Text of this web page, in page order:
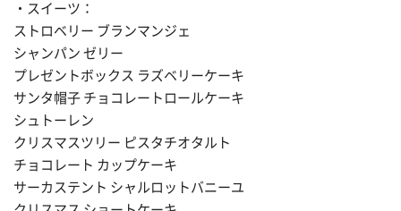
・スイーツ：
ストロベリー ブランマンジェ
シャンパン ゼリー
プレゼントボックス ラズベリーケーキ
サンタ帽子 チョコレートロールケーキ
シュトーレン
クリスマスツリー ピスタチオタルト
チョコレート カップケーキ
サーカステント シャルロットバニーユ